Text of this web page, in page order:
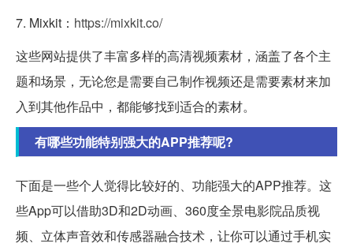
7. Mixkit： https://mixkit.co/
这些网站提供了丰富多样的高清视频素材，涵盖了各个主
题和场景，无论您是需要自己制作视频还是需要素材来加
入到其他作品中，都能够找到适合的素材。
有哪些功能特别强大的APP推荐呢?
下面是一些个人觉得比较好的、功能强大的APP推荐。这
些App可以借助3D和2D动画、360度全景电影院品质视
频、立体声音效和传感器融合技术，让你可以通过手机实